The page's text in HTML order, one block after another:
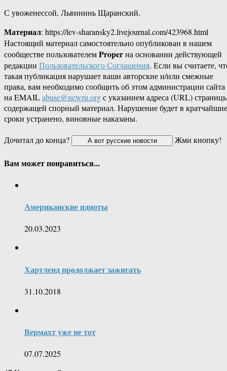
С увоженессой, Львининь Щаранский.
Материал: https://lev-sharansky2.livejournal.com/423968.html
Настоящий материал самостоятельно опубликован в нашем
сообществе пользователемProperна основании действующей
редакции Пользовательского Соглашения. Если вы считаете,
такая публикация нарушает ваши авторские и/или смежные
права, вам необходимо сообщить об этом администрации сайта
на EMAILabuse@newru.orgс указанием адреса (URL)
содержащей спорный материал. Нарушение будет в кратчайшие
сроки устранено, виновные наказаны.
Дочитал до конца?
Жми кнопку!
Вам может понравиться...
Американские идиоты
20.03.2023
Хартленд продолжает зажигать
31.10.2018
Вермахт уже не тот
07.07.2025